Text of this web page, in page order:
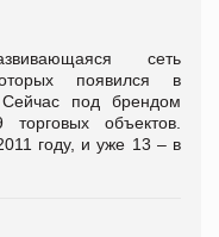
сеть
появился в
Сейчас под брендом
объектов.
году, и уже 13 – в